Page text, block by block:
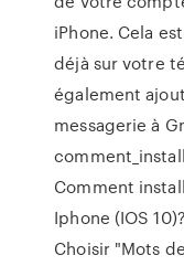
iPhone. Cela
déjà sur votre
également
messagerie à
Comment
Iphone (IOS
Choisir "Mots